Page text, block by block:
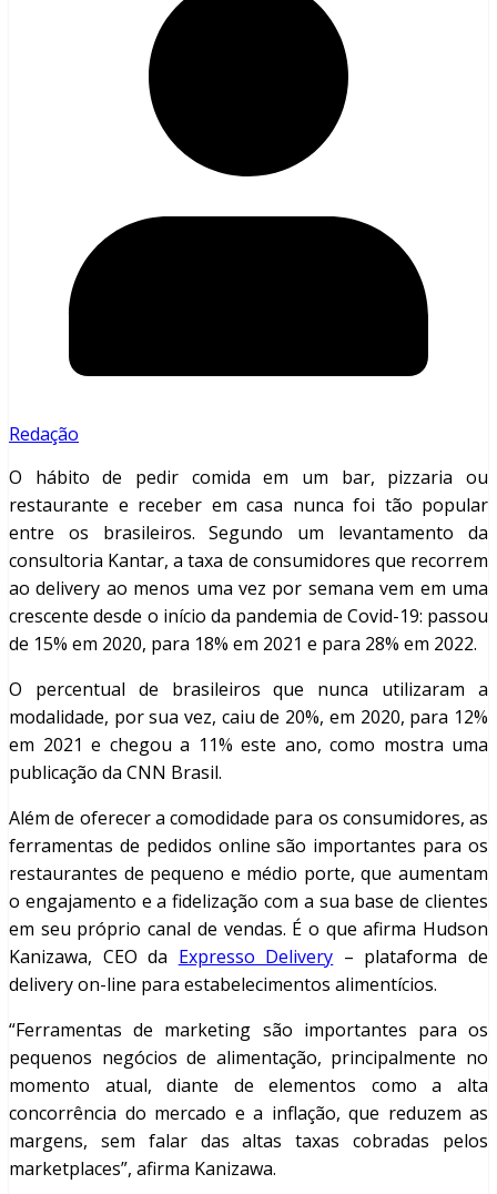
Redação
O hábito de pedir comida em um bar, pizzaria ou
restaurante e receber em casa nunca foi tão popular
entre os brasileiros. Segundo um levantamento da
consultoria Kantar, a taxa de consumidores que recorrem
ao delivery ao menos uma vez por semana vem em uma
crescente desde o início da pandemia de Covid-19: passou
de 15% em 2020, para 18% em 2021 e para 28% em 2022.
O percentual de brasileiros que nunca utilizaram a
modalidade, por sua vez, caiu de 20%, em 2020, para 12%
em 2021 e chegou a 11% este ano, como mostra uma
publicação da CNN Brasil.
Além de oferecer a comodidade para os consumidores, as
ferramentas de pedidos online são importantes para os
restaurantes de pequeno e médio porte, que aumentam
o engajamento e a fidelização com a sua base de clientes
em seu próprio canal de vendas. É o que afirma Hudson
Kanizawa, CEO da Expresso Delivery – plataforma de
delivery on-line para estabelecimentos alimentícios.
“Ferramentas de marketing são importantes para os
pequenos negócios de alimentação, principalmente no
momento atual, diante de elementos como a alta
concorrência do mercado e a inflação, que reduzem as
margens, sem falar das altas taxas cobradas pelos
marketplaces”, afirma Kanizawa.